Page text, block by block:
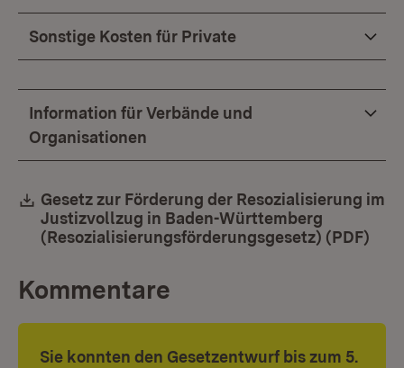
Sonstige Kosten für Private
Information für Verbände und
Organisationen
Download:
Gesetz zur Förderung der Resozialisierung im
Justizvollzug in Baden-Württemberg
(Resozialisierungsförderungsgesetz) (PDF)
Kommentare
Sie konnten den Gesetzentwurf bis zum 5.